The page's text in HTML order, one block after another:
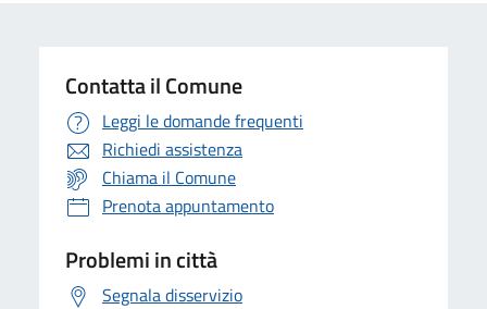
Contatta il Comune
Leggi le domande frequenti
Richiedi assistenza
Chiama il Comune
Prenota appuntamento
Problemi in città
Segnala disservizio